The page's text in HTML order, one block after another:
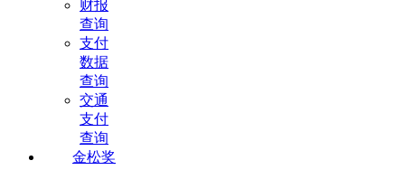
财报
查询
支付
数据
查询
交通
支付
查询
金松奖